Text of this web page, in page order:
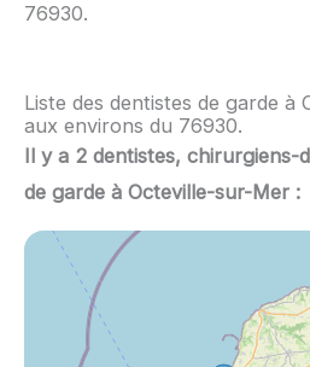
76930.
Liste des dentistes de garde à
aux environs du 76930.
Il y a 2 dentistes, chirurgiens-
de garde à Octeville-sur-Mer :